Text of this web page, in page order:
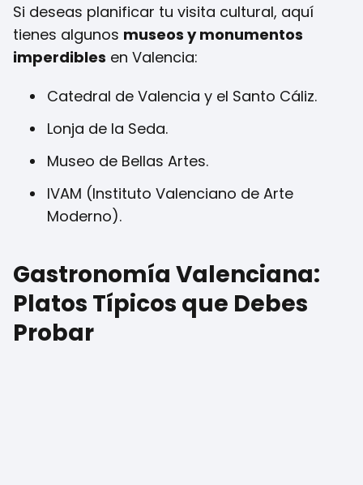
Si deseas planificar tu visita cultural, aquí
tienes algunos museos y monumentos
imperdibles en Valencia:
Catedral de Valencia y el Santo Cáliz.
Lonja de la Seda.
Museo de Bellas Artes.
IVAM (Instituto Valenciano de Arte
Moderno).
Gastronomía Valenciana:
Platos Típicos que Debes
Probar